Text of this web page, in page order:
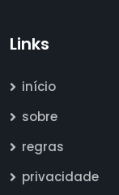
Links
início
sobre
regras
privacidade